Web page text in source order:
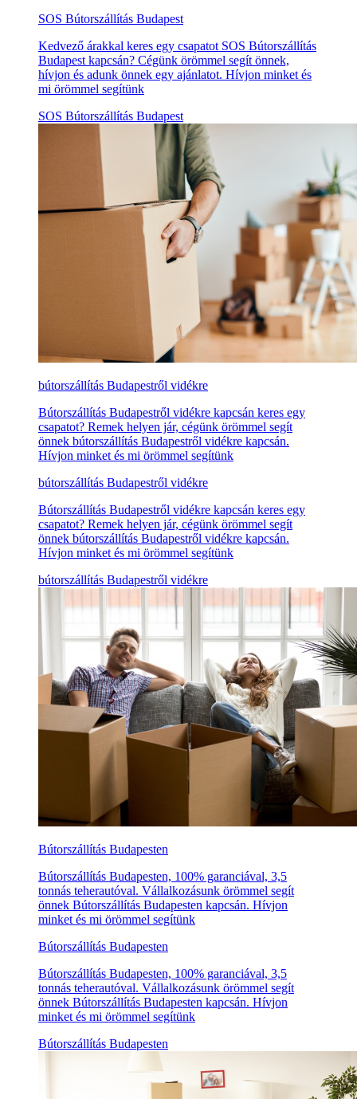
SOS Bútorszállítás Budapest
Kedvező árakkal keres egy csapatot SOS Bútorszállítás
Budapest kapcsán? Cégünk örömmel segít önnek,
hívjon és adunk önnek egy ajánlatot. Hívjon minket és
mi örömmel segítünk
SOS Bútorszállítás Budapest
bútorszállítás Budapestről vidékre
Bútorszállítás Budapestről vidékre kapcsán keres egy
csapatot? Remek helyen jár, cégünk örömmel segít
önnek bútorszállítás Budapestről vidékre kapcsán.
Hívjon minket és mi örömmel segítünk
bútorszállítás Budapestről vidékre
Bútorszállítás Budapestről vidékre kapcsán keres egy
csapatot? Remek helyen jár, cégünk örömmel segít
önnek bútorszállítás Budapestről vidékre kapcsán.
Hívjon minket és mi örömmel segítünk
bútorszállítás Budapestről vidékre
Bútorszállítás Budapesten
Bútorszállítás Budapesten, 100% garanciával, 3,5
tonnás teherautóval. Vállalkozásunk örömmel segít
önnek Bútorszállítás Budapesten kapcsán. Hívjon
minket és mi örömmel segítünk
Bútorszállítás Budapesten
Bútorszállítás Budapesten, 100% garanciával, 3,5
tonnás teherautóval. Vállalkozásunk örömmel segít
önnek Bútorszállítás Budapesten kapcsán. Hívjon
minket és mi örömmel segítünk
Bútorszállítás Budapesten